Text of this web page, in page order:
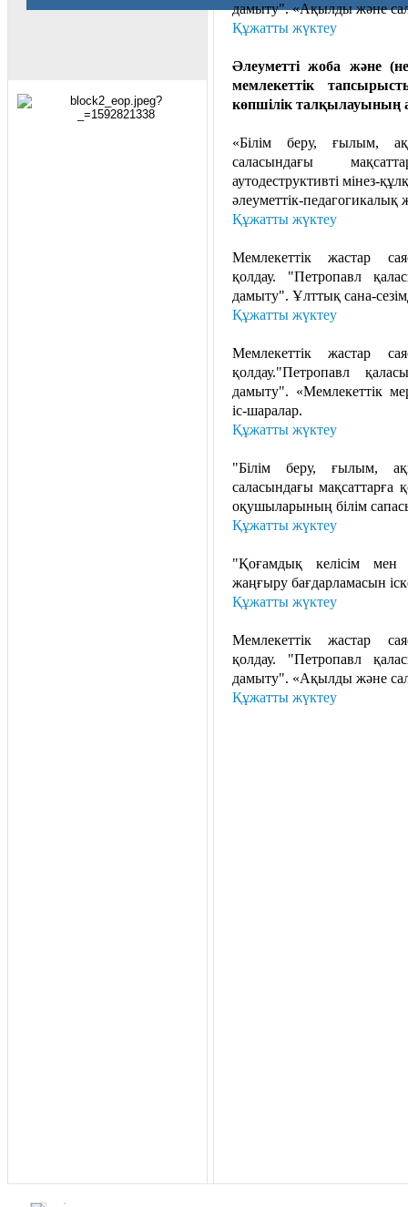
дамыту". «Ақылды және
Құжатты жүктеу
Әлеуметті жоба және
мемлекеттік
көпшілік талқылауының
«Білім беру, ғылым,
саласындағы
аутодеструктивті мінез-
әлеуметтік-
Құжатты жүктеу
Мемлекеттік жастар
қолдау. "Петропавл
дамыту". Ұлттық сана-
Құжатты жүктеу
Мемлекеттік жастар
қолдау."Петропавл
дамыту". «Мемлекеттік
іс-шаралар.
Құжатты жүктеу
"Білім беру, ғылым,
саласындағы мақсаттарға
оқушыларының білім
Құжатты жүктеу
"Қоғамдық келісім мен
жаңғыру бағдарламасын
Құжатты жүктеу
Мемлекеттік жастар
қолдау. "Петропавл
дамыту". «Ақылды және
Құжатты жүктеу